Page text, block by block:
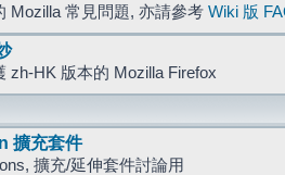
Mozilla 常見問題, 亦請參考 Wiki 版
zh-HK 版本的 Mozilla Firefox
擴充套件
擴充/延伸套件討論用